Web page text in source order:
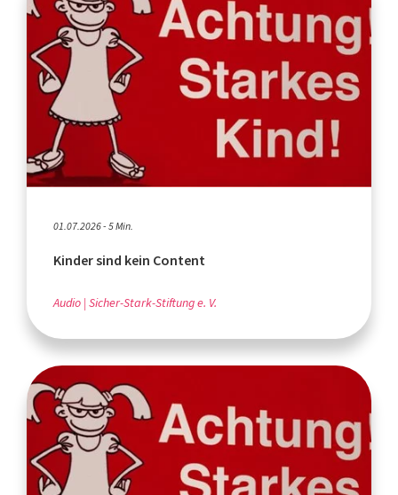
01.07.2026 - 5 Min.
Kinder sind kein Content
Audio Sicher-Stark-Stiftung e. V.